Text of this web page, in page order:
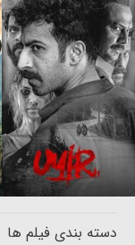
دسته بندی فیلم ها